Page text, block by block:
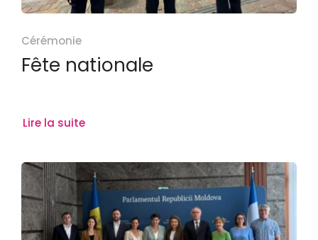
Cérémonie
Fête nationale
Lire la suite